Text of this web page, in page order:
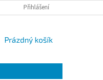
Přihlášení
NÁKUPNÍ
Prázdný košík